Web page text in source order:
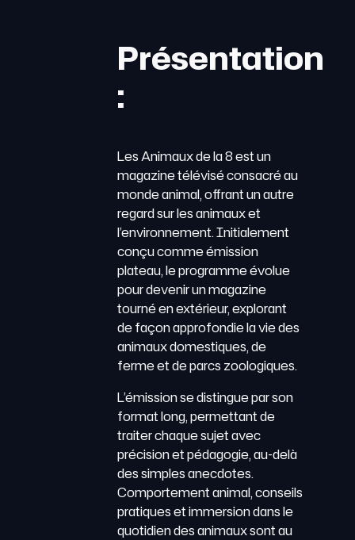
Présentation
:
Les Animaux de la 8 est un
magazine télévisé consacré au
monde animal, offrant un autre
regard sur les animaux et
l’environnement. Initialement
conçu comme émission
plateau, le programme évolue
pour devenir un magazine
tourné en extérieur, explorant
de façon approfondie la vie des
animaux domestiques, de
ferme et de parcs zoologiques.
L’émission se distingue par son
format long, permettant de
traiter chaque sujet avec
précision et pédagogie, au-delà
des simples anecdotes.
Comportement animal, conseils
pratiques et immersion dans le
quotidien des animaux sont au